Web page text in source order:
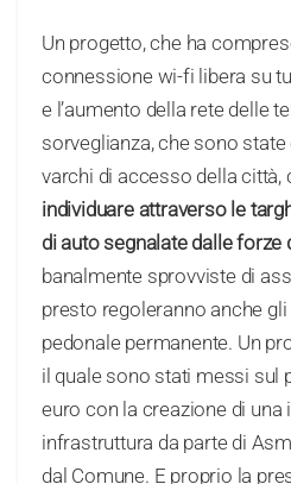
Un progetto, che ha
connessione wi-fi libera su
e l’aumento della rete delle
sorveglianza, che sono
varchi di accesso della città,
individuare attraverso le
di auto segnalate dalle forze
banalmente sprovviste di
presto regoleranno anche gli
pedonale permanente. Un
il quale sono stati messi sul
euro con la creazione di una
infrastruttura da parte di
dal Comune. E proprio la